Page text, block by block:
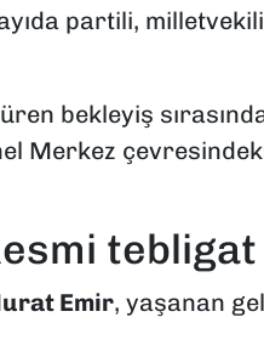
partili,
bekleyiş
Merkez çevresindeki
tebligat
Emir, yaşanan